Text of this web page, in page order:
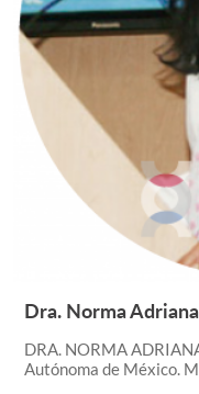
Dra. Norma
DRA. NORMA
Autónoma de México.